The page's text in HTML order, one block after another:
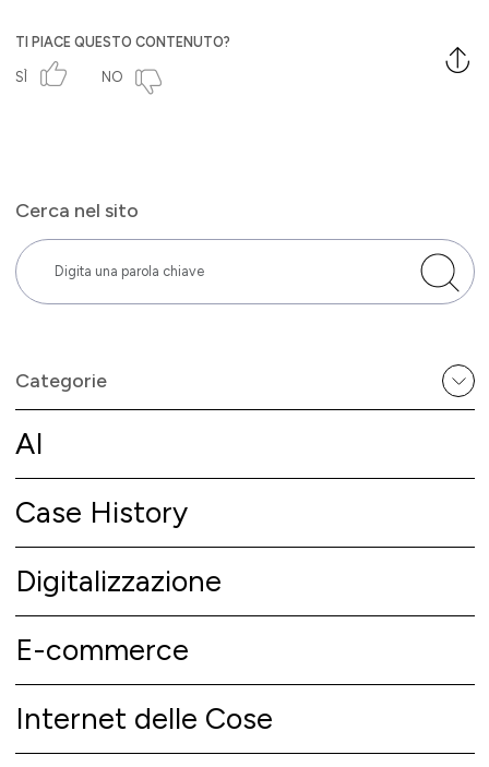
Cerca nel sito
Categorie
AI
Case History
Digitalizzazione
E-commerce
Internet delle Cose
TI PIACE QUESTO CONTENUTO?
SÌ NO